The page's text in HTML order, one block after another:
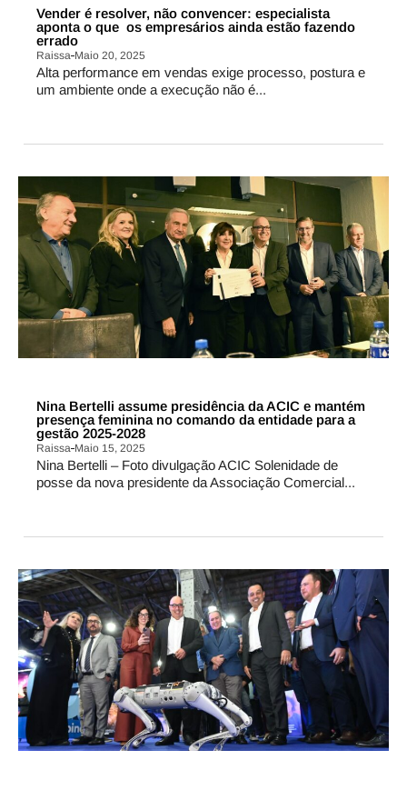
Vender é resolver, não convencer: especialista
aponta o que os empresários ainda estão fazendo
errado
Raissa Maio 20, 2025
Alta performance em vendas exige processo, postura e
um ambiente onde a execução não é...
Nina Bertelli assume presidência da ACIC e mantém
presença feminina no comando da entidade para a
gestão 2025-2028
Raissa Maio 15, 2025
Nina Bertelli – Foto divulgação ACIC Solenidade de
posse da nova presidente da Associação Comercial...